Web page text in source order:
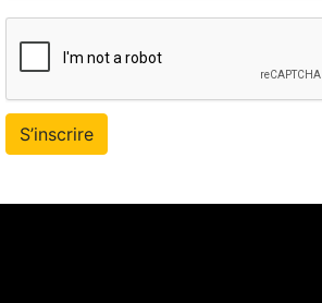
Par : admin le : 2019-
S’inscrire